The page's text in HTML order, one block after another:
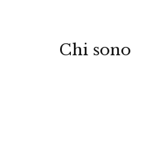
Chi sono